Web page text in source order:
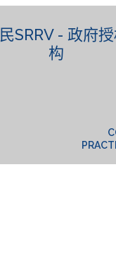
SRRV - 政府
构